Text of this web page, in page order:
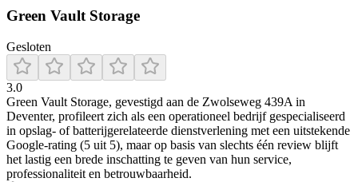
Green Vault Storage
Gesloten
3.0
Green Vault Storage, gevestigd aan de Zwolseweg 439A in
Deventer, profileert zich als een operationeel bedrijf gespecialiseerd
in opslag- of batterijgerelateerde dienstverlening met een uitstekende
Google-rating (5 uit 5), maar op basis van slechts één review blijft
het lastig een brede inschatting te geven van hun service,
professionaliteit en betrouwbaarheid.